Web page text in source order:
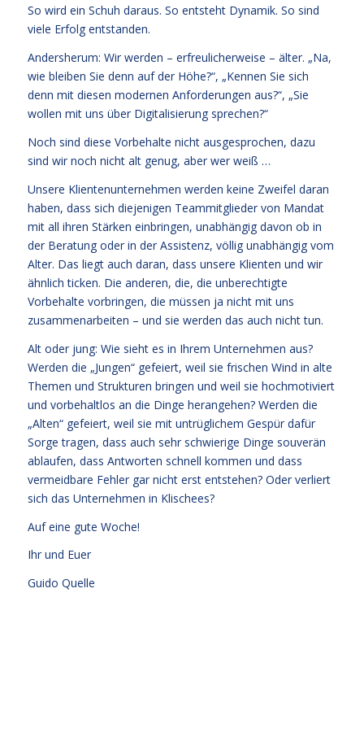
So wird ein Schuh daraus. So entsteht Dynamik. So sind
viele Erfolg entstanden.
Andersherum: Wir werden – erfreulicherweise – älter. „Na,
wie bleiben Sie denn auf der Höhe?“, „Kennen Sie sich
denn mit diesen modernen Anforderungen aus?“, „Sie
wollen mit uns über Digitalisierung sprechen?“
Noch sind diese Vorbehalte nicht ausgesprochen, dazu
sind wir noch nicht alt genug, aber wer weiß …
Unsere Klientenunternehmen werden keine Zweifel daran
haben, dass sich diejenigen Teammitglieder von Mandat
mit all ihren Stärken einbringen, unabhängig davon ob in
der Beratung oder in der Assistenz, völlig unabhängig vom
Alter. Das liegt auch daran, dass unsere Klienten und wir
ähnlich ticken. Die anderen, die, die unberechtigte
Vorbehalte vorbringen, die müssen ja nicht mit uns
zusammenarbeiten – und sie werden das auch nicht tun.
Alt oder jung: Wie sieht es in Ihrem Unternehmen aus?
Werden die „Jungen“ gefeiert, weil sie frischen Wind in alte
Themen und Strukturen bringen und weil sie hochmotiviert
und vorbehaltlos an die Dinge herangehen? Werden die
„Alten“ gefeiert, weil sie mit untrüglichem Gespür dafür
Sorge tragen, dass auch sehr schwierige Dinge souverän
ablaufen, dass Antworten schnell kommen und dass
vermeidbare Fehler gar nicht erst entstehen? Oder verliert
sich das Unternehmen in Klischees?
Auf eine gute Woche!
Ihr und Euer
Guido Quelle